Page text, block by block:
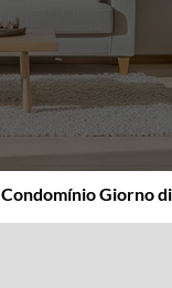
Condomínio Giorno